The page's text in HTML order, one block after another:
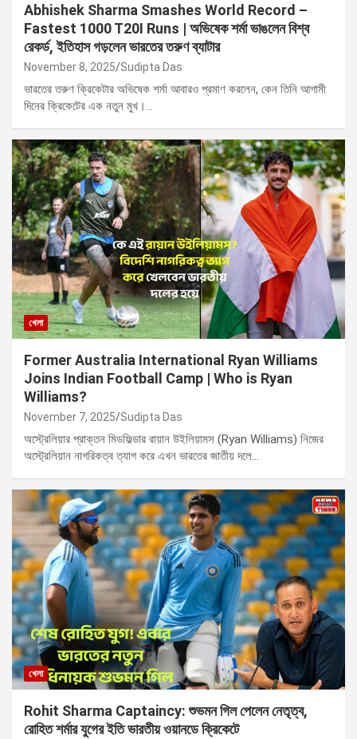
Abhishek Sharma Smashes World Record –
Fastest 1000 T20I Runs | অভিষেক শর্মা ভাঙলেন বিশ্ব
রেকর্ড, ইতিহাস গড়লেন ভারতের তরুণ ব্যাটার
November 8, 2025 Sudipta Das
ভারতের তরুণ ক্রিকেটার অভিষেক শর্মা আবারও প্রমাণ করলেন, কেন তিনি আগামী
দিনের ক্রিকেটের এক নতুন মুখ।…
খেলা
Former Australia International Ryan Williams
Joins Indian Football Camp | Who is Ryan
Williams?
November 7, 2025 Sudipta Das
অস্ট্রেলিয়ার প্রাক্তন মিডফিল্ডার রায়ান উইলিয়ামস (Ryan Williams) নিজের
অস্ট্রেলিয়ান নাগরিকত্ব ত্যাগ করে এখন ভারতের জাতীয় দলে…
খেলা
Rohit Sharma Captaincy: শুভমন গিল পেলেন নেতৃত্ব,
রোহিত শর্মার যুগের ইতি ভারতীয় ওয়ানডে ক্রিকেটে